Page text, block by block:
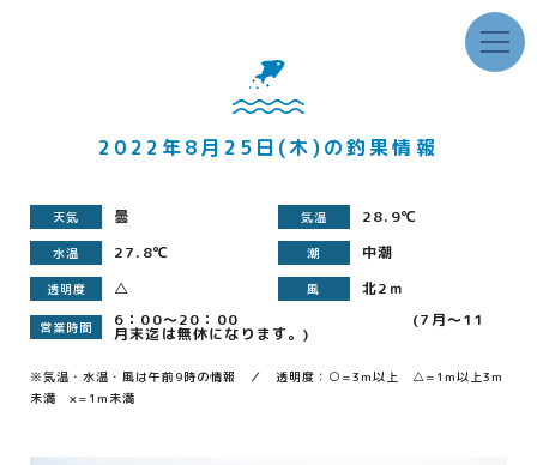
2022年8月25日(木)の釣果情報
天気 曇 気温 28.9℃
水温 27.8℃ 潮 中潮
透明度 △ 風 北2ｍ
営業時間 6：00～20：00 (7月～11
月末迄は無休になります。)
※気温・水温・風は午前9時の情報 ／ 透明度：○=3m以上 △=1m以上3m
未満 ×=1m未満